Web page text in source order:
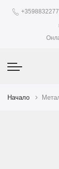
Начало